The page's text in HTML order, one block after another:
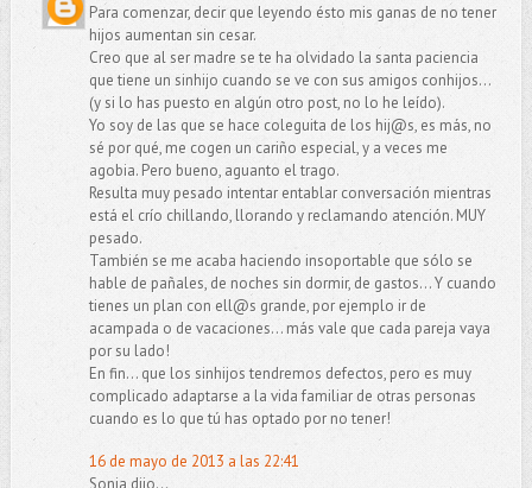
Para comenzar, decir que leyendo ésto mis ganas de no tener
hijos aumentan sin cesar.
Creo que al ser madre se te ha olvidado la santa paciencia
que tiene un sinhijo cuando se ve con sus amigos conhijos...
(y si lo has puesto en algún otro post, no lo he leído).
Yo soy de las que se hace coleguita de los hij@s, es más, no
sé por qué, me cogen un cariño especial, y a veces me
agobia. Pero bueno, aguanto el trago.
Resulta muy pesado intentar entablar conversación mientras
está el crío chillando, llorando y reclamando atención. MUY
pesado.
También se me acaba haciendo insoportable que sólo se
hable de pañales, de noches sin dormir, de gastos... Y cuando
tienes un plan con ell@s grande, por ejemplo ir de
acampada o de vacaciones... más vale que cada pareja vaya
por su lado!
En fin... que los sinhijos tendremos defectos, pero es muy
complicado adaptarse a la vida familiar de otras personas
cuando es lo que tú has optado por no tener!
16 de mayo de 2013 a las 22:41
Sonia dijo...